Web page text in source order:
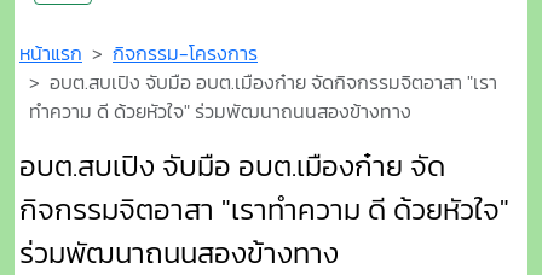
หน้าแรก
กิจกรรม-โครงการ
อบต.สบเปิง จับมือ อบต.เมืองก๋าย จัดกิจกรรมจิตอาสา "เรา
ทำความ ดี ด้วยหัวใจ" ร่วมพัฒนาถนนสองข้างทาง
อบต.สบเปิง จับมือ อบต.เมืองก๋าย จัด
กิจกรรมจิตอาสา "เราทำความ ดี ด้วยหัวใจ"
ร่วมพัฒนาถนนสองข้างทาง